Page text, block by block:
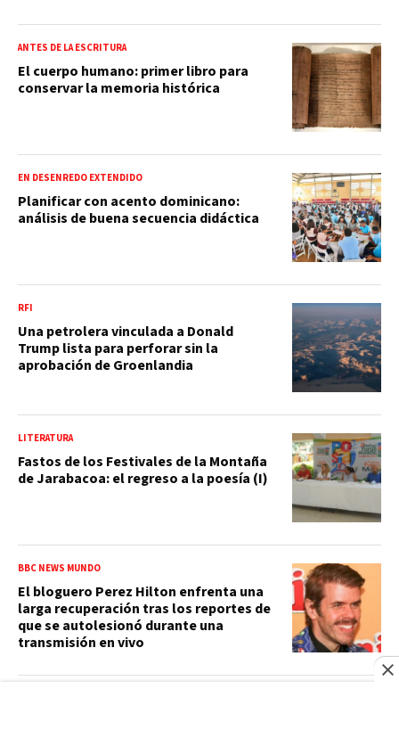
ANTES DE LA ESCRITURA
El cuerpo humano: primer libro para
conservar la memoria histórica
EN DESENREDO EXTENDIDO
Planificar con acento dominicano:
análisis de buena secuencia didáctica
RFI
Una petrolera vinculada a Donald
Trump lista para perforar sin la
aprobación de Groenlandia
LITERATURA
Fastos de los Festivales de la Montaña
de Jarabacoa: el regreso a la poesía (I)
BBC NEWS MUNDO
El bloguero Perez Hilton enfrenta una
larga recuperación tras los reportes de
que se autolesionó durante una
transmisión en vivo